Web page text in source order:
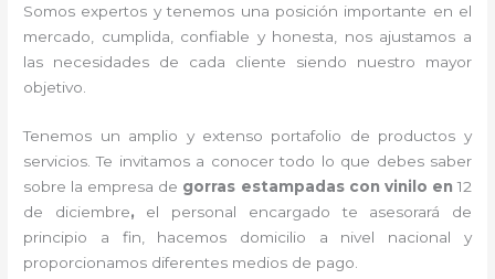
Somos expertos y tenemos una posición importante en el
mercado, cumplida, confiable y honesta, nos ajustamos a
las necesidades de cada cliente siendo nuestro mayor
objetivo.
Tenemos un amplio y extenso portafolio de productos y
servicios. Te invitamos a conocer todo lo que debes saber
sobre la empresa de gorras estampadas con vinilo en12
de diciembre, el personal encargado te asesorará de
principio a fin, hacemos domicilio a nivel nacional y
proporcionamos diferentes medios de pago.